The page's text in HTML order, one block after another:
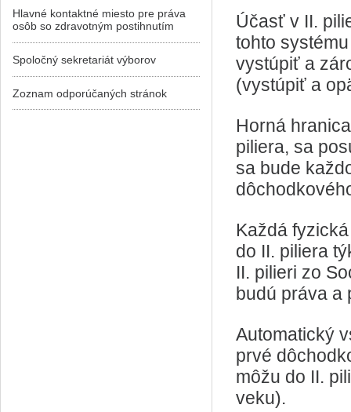
Účasť v II.
tohto
vystúpiť a
(vystúpiť a
Horná
piliera, sa
sa bude
Každá
do II. piliera
II. pilieri zo
budú práva a
Automatický
prvé
môžu do II.
veku).
Hlavné kontaktné miesto pre práva
osôb so zdravotným postihnutím
Spoločný sekretariát výborov
Zoznam odporúčaných stránok